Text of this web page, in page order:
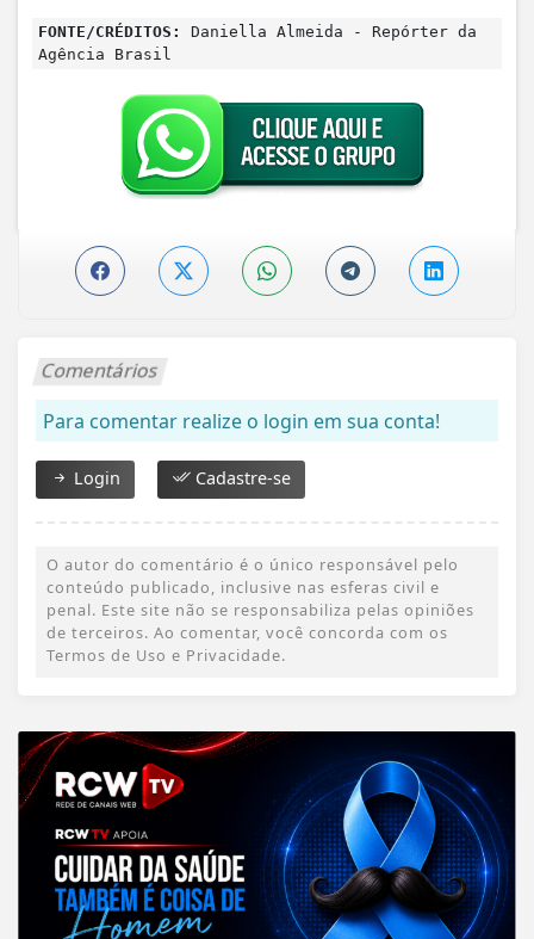
FONTE/CRÉDITOS:
Daniella Almeida - Repórter da
Agência Brasil
Comentários
Para comentar realize o login em sua conta!
Login Cadastre-se
O autor do comentário é o único responsável pelo
conteúdo publicado, inclusive nas esferas civil e
penal. Este site não se responsabiliza pelas opiniões
de terceiros. Ao comentar, você concorda com os
Termos de Uso e Privacidade.